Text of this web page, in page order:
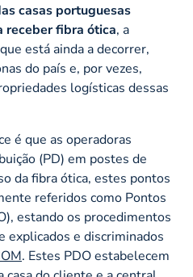
casas portuguesas
receber fibra ótica, a
está ainda a decorrer,
do país e, por vezes,
logísticas dessas
é que as operadoras
(PD) em postes de
da fibra ótica, estes pontos
referidos como Pontos
estando os procedimentos
explicados e discriminados
. Estes PDO estabelecem